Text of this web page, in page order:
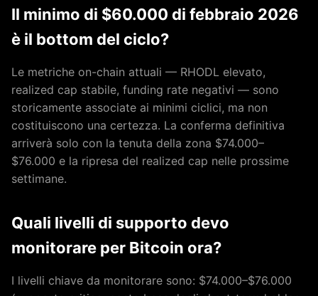
Il minimo di $60.000 di febbraio 2026
è il bottom del ciclo?
Le metriche on-chain attuali — RHODL elevato,
realized cap stabile, funding rate negativi — sono
storicamente associate ai minimi ciclici, ma non
costituiscono una certezza. La conferma definitiva
arriverà solo con la tenuta della zona $74.000–
$76.000 e la ripresa del realized cap nelle prossime
settimane.
Quali livelli di supporto devo
monitorare per Bitcoin ora?
I livelli chiave da monitorare sono: $74.000–$76.000